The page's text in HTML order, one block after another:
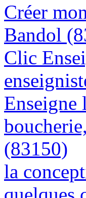
Créer
Bandol
Clic
Enseigne
(83150)
la